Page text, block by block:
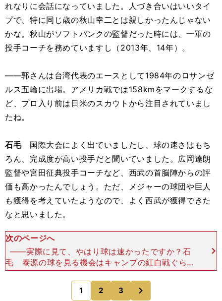
れなりに会話になっていました。人づき合いはいいタイ
プで、特に同じ歳の秋山幸二とは親しかったんじゃない
かな。秋山がソフトバンクの監督だった時には、一軍の
投手コーチを務めていますし（2013年、14年）。
――郭さんは台湾代表のエースとして1984年のロサンゼ
ルス五輪に出場。アメリカ戦では158kmをマークするな
ど、プロ入り前は日米のスカウトから注目されていまし
たね。
石毛国際大会によく出ていましたし、球の速さはもち
ろん、完成度が高い投手だと聞いていました。広岡達朗
監督や宮田征典投手コーチなど、西武の首脳陣からの評
価も高かったんでしょう。ただ、メジャーの球団や巨人
も獲得を考えていたようなので、よく西武が獲得できた
なと思いました。
次のページへ
――実際に見て、やはり球は速かったですか？石
毛 泰源の球を見る機会はキャンプの紅白戦ぐらい
でしたが、速かったですよ。ロッテにいた伊良部秀
輝はドーンと迫ってくる感じの真っ直ぐでしたが、
泰源の真っ直ぐはヒ
1 2 3